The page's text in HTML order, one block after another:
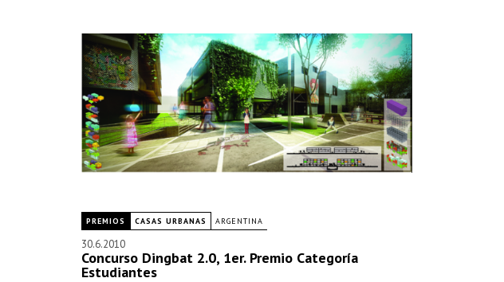
PREMIOS CASAS URBANAS ARGENTINA
30.6.2010
Concurso Dingbat 2.0, 1er. Premio Categoría
Estudiantes